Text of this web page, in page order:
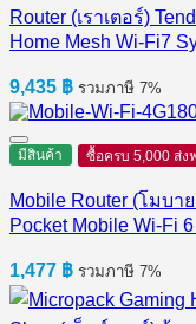
Router (เราเตอร์)
Home Mesh Wi-Fi7
9,435 ฿ รวมภาษี 7%
มีสินค้า ซื้อครบ 5,000 ส่ง
Mobile Router (โมบา
Pocket Mobile Wi-Fi
1,477 ฿ รวมภาษี 7%